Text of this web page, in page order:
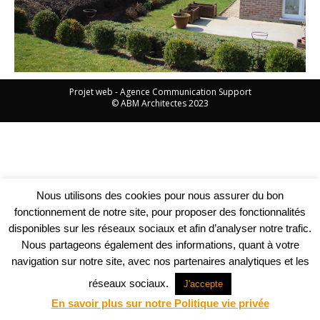
Projet web -Agence Communication Support
© ABM Architectes 2023
Nous utilisons des cookies pour nous assurer du bon
fonctionnement de notre site, pour proposer des fonctionnalités
disponibles sur les réseaux sociaux et afin d’analyser notre trafic.
Nous partageons également des informations, quant à votre
navigation sur notre site, avec nos partenaires analytiques et les
réseaux sociaux.
J'accepte
En savoir plus sur notre Politique vie privée